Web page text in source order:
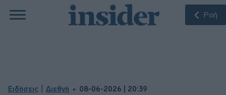
Ροή
Ειδήσεις Διεθνή 08-06-2026 | 20:39